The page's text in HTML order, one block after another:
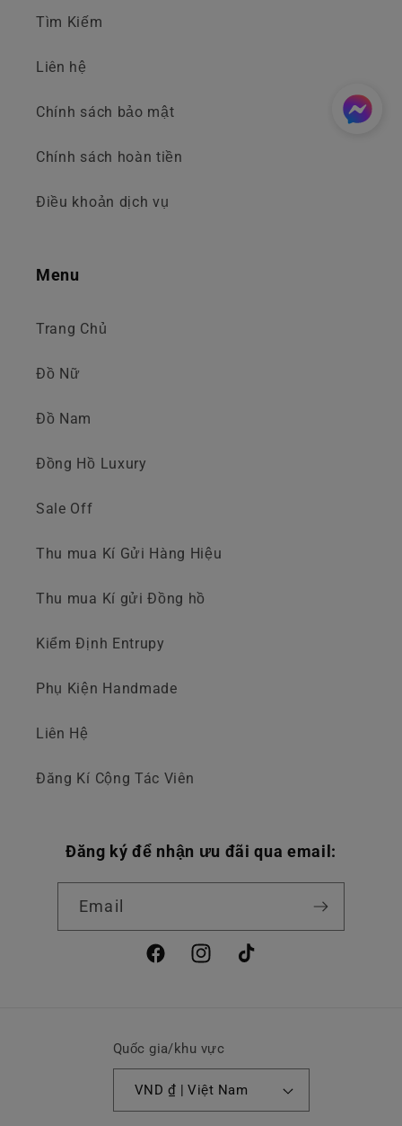
Tìm Kiếm
Liên hệ
Chính sách bảo mật
Chính sách hoàn tiền
Điều khoản dịch vụ
Menu
Trang Chủ
Đồ Nữ
Đồ Nam
Đồng Hồ Luxury
Sale Off
Thu mua Kí Gửi Hàng Hiệu
Thu mua Kí gửi Đồng hồ
Kiểm Định Entrupy
Phụ Kiện Handmade
Liên Hệ
Đăng Kí Cộng Tác Viên
Đăng ký để nhận ưu đãi qua email:
Email
FacebookInstagramTikTok
Quốc gia/khu vực
VND ₫ | Việt Nam